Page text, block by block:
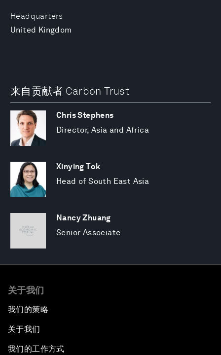
Headquarters
United Kingdom
来自贡献者 Carbon Trust
Chris Stephens
Director, Asia and Africa
Xinying Tok
Head of South East Asia
Nancy Zhuang
Senior Associate
关于我们
我们的策略
关于我们
我们的工作方式